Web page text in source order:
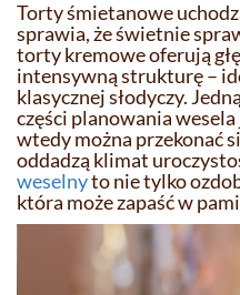
Torty śmietanowe
sprawia, że świetnie
torty kremowe oferują
intensywną strukturę –
klasycznej słodyczy.
części planowania
wtedy można przekonać
oddadzą klimat
weselnyto nie tylko
która może zapaść w